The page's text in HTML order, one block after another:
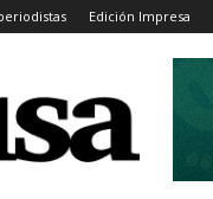
Edición Impresa